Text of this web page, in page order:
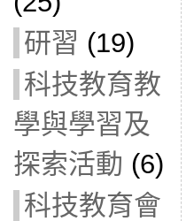
研習 (19)
科技教育教
學與學習及
探索活動 (6)
科技教育會